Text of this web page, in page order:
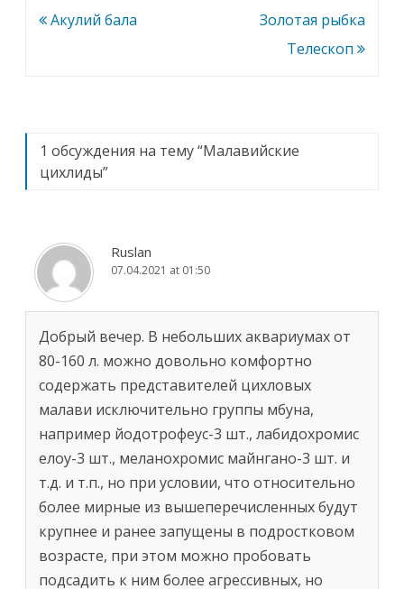
Навигация
Акулий бала
Золотая рыбка
Телескоп
1 обсуждения на тему “Малавийские
цихлиды”
Ruslan
07.04.2021 at 01:50
Добрый вечер. В небольших аквариумах от
80-160 л. можно довольно комфортно
содержать представителей цихловых
малави исключительно группы мбуна,
например йодотрофеус-3 шт., лабидохромис
елоу-3 шт., меланохромис майнгано-3 шт. и
т.д. и т.п., но при условии, что относительно
более мирные из вышеперечисленных будут
крупнее и ранее запущены в подростковом
возрасте, при этом можно пробовать
подсадить к ним более агрессивных, но